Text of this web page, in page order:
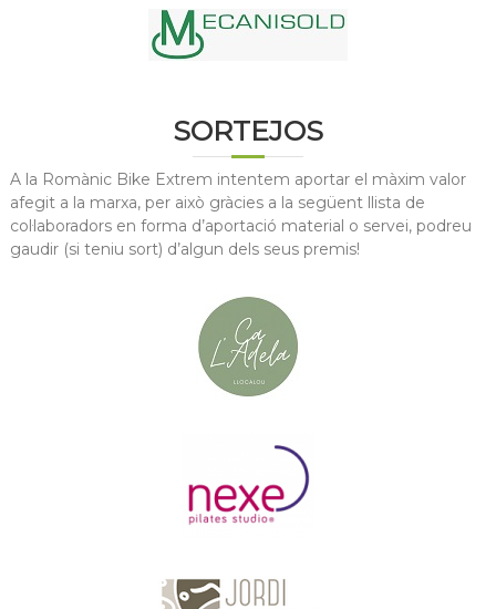
SORTEJOS
A la Romànic Bike Extrem intentem aportar el màxim valor
afegit a la marxa, per això gràcies a la següent llista de
col·laboradors en forma d’aportació material o servei, podreu
gaudir (si teniu sort) d’algun dels seus premis!